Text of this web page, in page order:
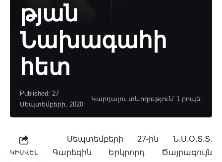
թյան
Նախագահի
հետ
Published: 27
Սեպտեմբերի, 2020
Կարդալու տևողություն՝ 1 րոպե:
ԿԻՍՎԵԼ
Սեպտեմբերի 27-ին Ն.Ս.Օ.Տ.Տ.
Գարեգին Երկրորդ Ծայրագույն